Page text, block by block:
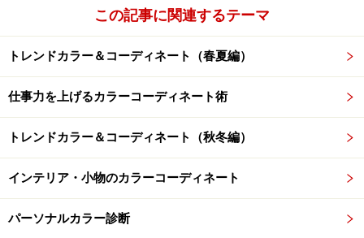
「面倒くさがり」を変える、ローズピンク
とイエロー
面倒くさがりを変えるには、てきぱきとした活発なイメージ
が必要です
こと。やる気が起こらず、ものぐさな自分自身の状態に
この記事に関連するテーマ
トレンドカラー＆コーディネート（春夏編）
仕事力を上げるカラーコーディネート術
トレンドカラー＆コーディネート（秋冬編）
インテリア・小物のカラーコーディネート
パーソナルカラー診断